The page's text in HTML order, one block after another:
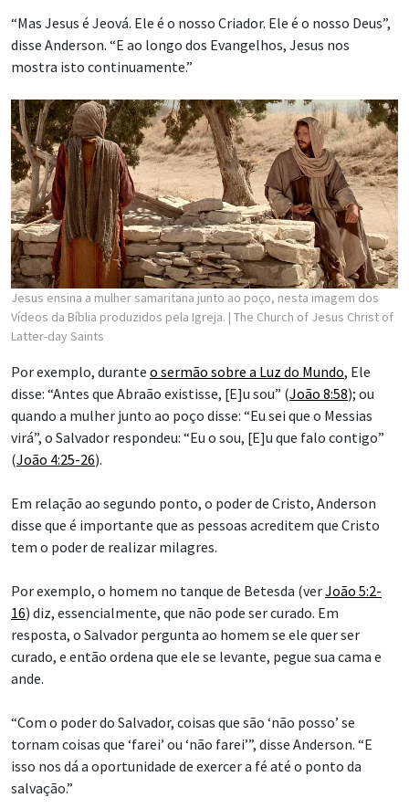
“Mas Jesus é Jeová. Ele é o nosso Criador. Ele é o nosso Deus”,
disse Anderson. “E ao longo dos Evangelhos, Jesus nos
mostra isto continuamente.”
Jesus ensina a mulher samaritana junto ao poço, nesta imagem dos
Vídeos da Bíblia produzidos pela Igreja. | The Church of Jesus Christ of
Latter-day Saints
Por exemplo, durante o sermão sobre a Luz do Mundo, Ele
disse: “Antes que Abraão existisse, [E]u sou” (João 8:58); ou
quando a mulher junto ao poço disse: “Eu sei que o Messias
virá”, o Salvador respondeu: “Eu o sou, [E]u que falo contigo”
(João 4:25-26).
Em relação ao segundo ponto, o poder de Cristo, Anderson
disse que é importante que as pessoas acreditem que Cristo
tem o poder de realizar milagres.
Por exemplo, o homem no tanque de Betesda (verJoão 5:2-
16) diz, essencialmente, que não pode ser curado. Em
resposta, o Salvador pergunta ao homem se ele quer ser
curado, e então ordena que ele se levante, pegue sua cama e
ande.
“Com o poder do Salvador, coisas que são ‘não posso’ se
tornam coisas que ‘farei’ ou ‘não farei’”, disse Anderson. “E
isso nos dá a oportunidade de exercer a fé até o ponto da
salvação.”